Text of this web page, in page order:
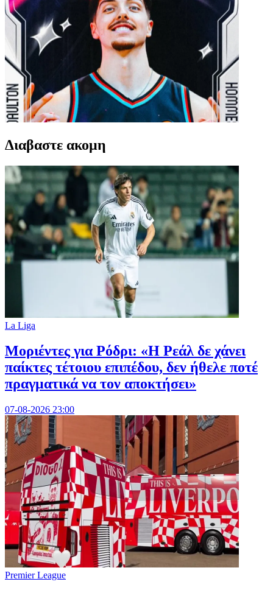
Διαβαστε ακομη
La Liga
Μοριέντες για Ρόδρι: «Η Ρεάλ δε χάνει
παίκτες τέτοιου επιπέδου, δεν ήθελε ποτέ
πραγματικά να τον αποκτήσει»
07-08-2026 23:00
Premier League